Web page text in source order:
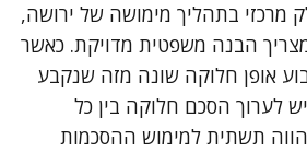
מרכזי בתהליך מימושה של ירושה,
הבנה משפטית מדויקת. כאשר
אופן חלוקה שונה מזה שנקבע
לערוך הסכם חלוקה בין כל
תשתית למימוש ההסכמות